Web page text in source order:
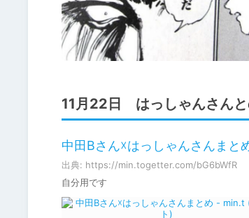
11月22日 はっしゃんさん
中田Bさん☓はっしゃんさんまと
出典: https://min.togetter.com/bG6bWfR
自分用です